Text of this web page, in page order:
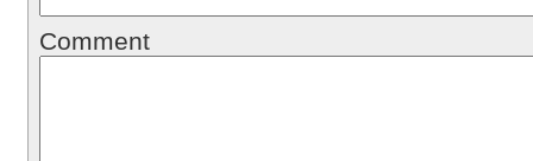
Comment